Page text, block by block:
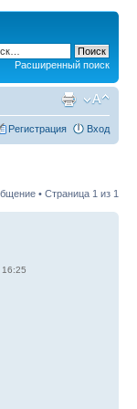
Расширенный поиск
Регистрация Вход
• Страница 1 из 1